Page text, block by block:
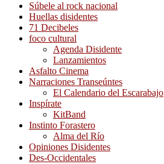
Súbele al rock nacional
Huellas disidentes
71 Decibeles
foco cultural
Agenda Disidente
Lanzamientos
Asfalto Cinema
Narraciones Transeúntes
El Calendario del Escarabajo
Inspírate
KitBand
Instinto Forastero
Alma del Río
Opiniones Disidentes
Des-Occidentales